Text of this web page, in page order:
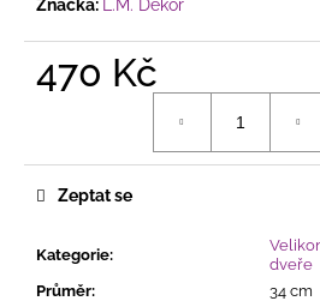
Značka: L.M. Dekor
470 Kč
Kategorie:
dveře
Průměr: 34 cm
Zeptat se
A
LISTÍM
365